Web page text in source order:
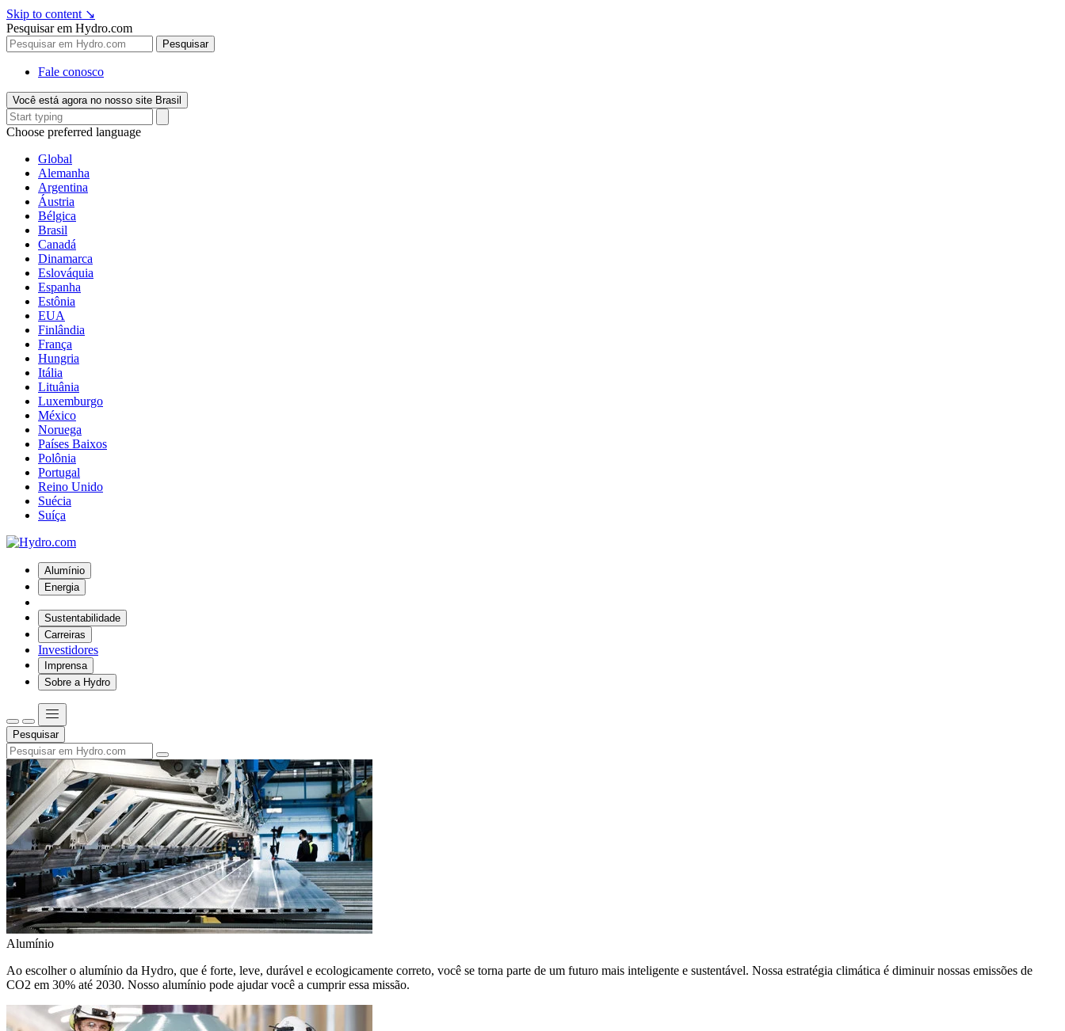
Skip to content ↘
Pesquisar em Hydro.com
Pesquisar
Fale conosco
Você está agora no nosso site Brasil
Choose preferred language
Global
Alemanha
Argentina
Áustria
Bélgica
Brasil
Canadá
Dinamarca
Eslováquia
Espanha
Estônia
EUA
Finlândia
França
Hungria
Itália
Lituânia
Luxemburgo
México
Noruega
Países Baixos
Polônia
Portugal
Reino Unido
Suécia
Suíça
Alumínio
Energia
Sustentabilidade
Carreiras
Investidores
Imprensa
Sobre a Hydro
Pesquisar
Alumínio
Ao escolher o alumínio da Hydro, que é forte, leve, durável e ecologicamente correto, você se torna parte de um futuro mais inteligente e sustentável. Nossa estratégia climática é diminuir nossas emissões de
CO2 em 30% até 2030. Nosso alumínio pode ajudar você a cumprir essa missão.